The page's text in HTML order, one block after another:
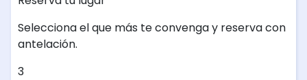
Selecciona el que más te convenga y reserva con
antelación.
3